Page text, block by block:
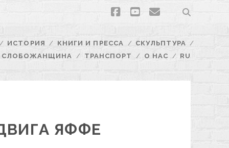
facebook
youtubeemail
ИСТОРИЯ КНИГИ И ПРЕССА
СКУЛЬПТУРА
СЛОБОЖАНЩИНА
ТРАНСПОРТ О НАС RU
ЯФФЕ